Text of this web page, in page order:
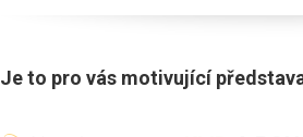
Je to pro vás motivující